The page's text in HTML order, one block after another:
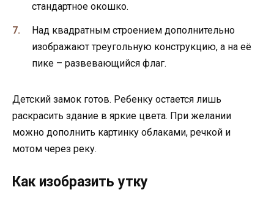
стандартное окошко.
Над квадратным строением дополнительно
изображают треугольную конструкцию, а на её
пике – развевающийся флаг.
Детский замок готов. Ребенку остается лишь
раскрасить здание в яркие цвета. При желании
можно дополнить картинку облаками, речкой и
мотом через реку.
Как изобразить утку